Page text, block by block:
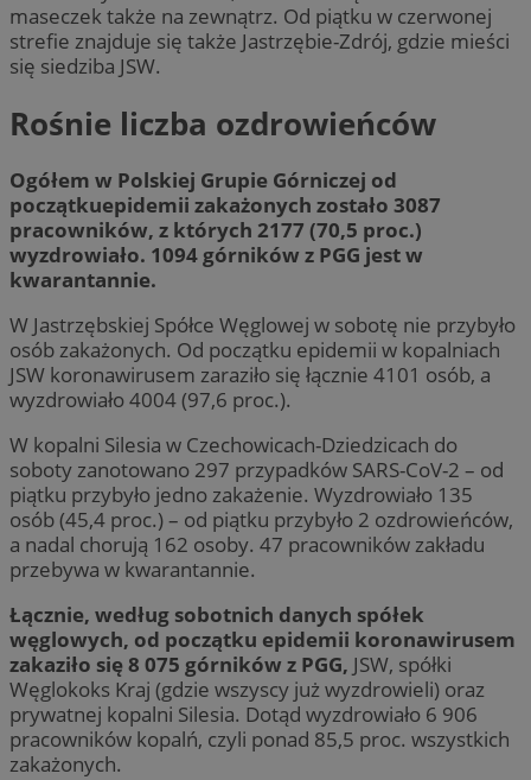
maseczek także na zewnątrz. Od piątku w czerwonej
strefie znajduje się także Jastrzębie-Zdrój, gdzie mieści
się siedziba JSW.
Rośnie liczba ozdrowieńców
Ogółem w Polskiej Grupie Górniczej od
początkuepidemii zakażonych zostało 3087
pracowników, z których 2177 (70,5 proc.)
wyzdrowiało. 1094 górników z PGG jest w
kwarantannie.
W Jastrzębskiej Spółce Węglowej w sobotę nie przybyło
osób zakażonych. Od początku epidemii w kopalniach
JSW koronawirusem zaraziło się łącznie 4101 osób, a
wyzdrowiało 4004 (97,6 proc.).
W kopalni Silesia w Czechowicach-Dziedzicach do
soboty zanotowano 297 przypadków SARS-CoV-2 – od
piątku przybyło jedno zakażenie. Wyzdrowiało 135
osób (45,4 proc.) – od piątku przybyło 2 ozdrowieńców,
a nadal chorują 162 osoby. 47 pracowników zakładu
przebywa w kwarantannie.
Łącznie, według sobotnich danych spółek
węglowych, od początku epidemii koronawirusem
zakaziło się 8 075 górników z PGG, JSW, spółki
Węglokoks Kraj (gdzie wszyscy już wyzdrowieli) oraz
prywatnej kopalni Silesia. Dotąd wyzdrowiało 6 906
pracowników kopalń, czyli ponad 85,5 proc. wszystkich
zakażonych.